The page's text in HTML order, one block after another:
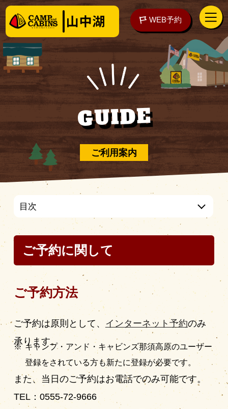
WEB予約
泊まる
楽しむ
ご予約の前に
アクセス WEB予約
営業時間 お知らせ
ご利用案内
GUIDE
目次
ご予約に関して
ご予約方法
ご予約は原則として、 インターネット予約のみ
承ります。
キャンプ・アンド・キャビンズ那須高原のユーザー
登録をされている方も新たに登録が必要です。
また、当日のご予約はお電話でのみ可能です。
TEL：0555-72-9666